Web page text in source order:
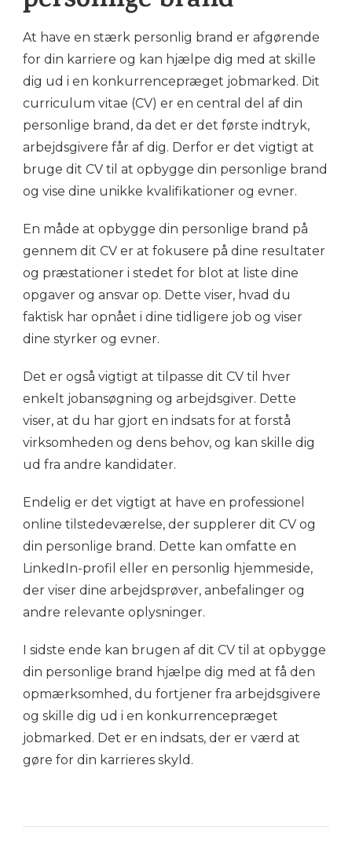
At have en stærk personlig brand er afgørende
for din karriere og kan hjælpe dig med at skille
dig ud i en konkurrencepræget jobmarked. Dit
curriculum vitae (CV) er en central del af din
personlige brand, da det er det første indtryk,
arbejdsgivere får af dig. Derfor er det vigtigt at
bruge dit CV til at opbygge din personlige brand
og vise dine unikke kvalifikationer og evner.
En måde at opbygge din personlige brand på
gennem dit CV er at fokusere på dine resultater
og præstationer i stedet for blot at liste dine
opgaver og ansvar op. Dette viser, hvad du
faktisk har opnået i dine tidligere job og viser
dine styrker og evner.
Det er også vigtigt at tilpasse dit CV til hver
enkelt jobansøgning og arbejdsgiver. Dette
viser, at du har gjort en indsats for at forstå
virksomheden og dens behov, og kan skille dig
ud fra andre kandidater.
Endelig er det vigtigt at have en professionel
online tilstedeværelse, der supplerer dit CV og
din personlige brand. Dette kan omfatte en
LinkedIn-profil eller en personlig hjemmeside,
der viser dine arbejdsprøver, anbefalinger og
andre relevante oplysninger.
I sidste ende kan brugen af dit CV til at opbygge
din personlige brand hjælpe dig med at få den
opmærksomhed, du fortjener fra arbejdsgivere
og skille dig ud i en konkurrencepræget
jobmarked. Det er en indsats, der er værd at
gøre for din karrieres skyld.